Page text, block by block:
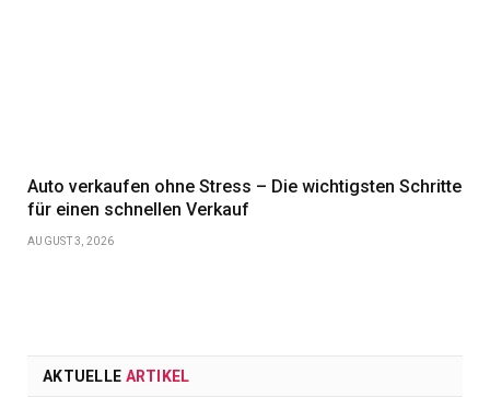
Auto verkaufen ohne Stress – Die wichtigsten Schritte
für einen schnellen Verkauf
AUGUST 3, 2026
AKTUELLE ARTIKEL